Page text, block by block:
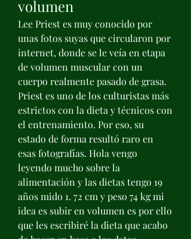
volumen
Lee Priest es muy conocido por
unas fotos suyas que circularon por
internet, donde se le veía en etapa
de volumen muscular con un
cuerpo realmente pasado de grasa.
Priest es uno de los culturistas más
estrictos con la dieta y técnicos con
el entrenamiento. Por eso, su
estado de forma resultó raro en
esas fotografías. Hola vengo
leyendo mucho sobre la
alimentación y las dietas tengo 19
años mido 1. 72 cm y peso 74 kg mi
idea es subir en volumen es por ello
que les escribiré la dieta que acabo